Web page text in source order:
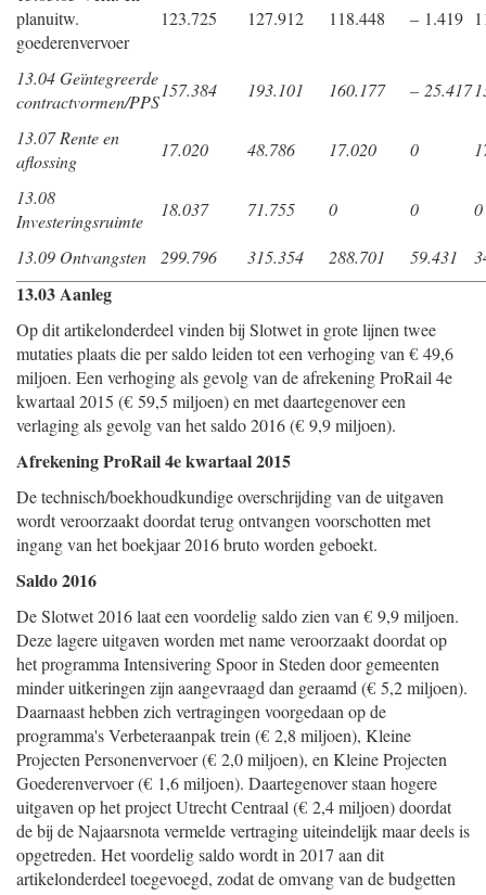
planuitw.
goederenvervoer
123.725 127.912 118.448 – 1.419
13.04 Geïntegreerde
contractvormen/PPS
157.384 193.101 160.177 – 25.417
13.07 Rente en
aflossing
17.020 48.786 17.020 0
13.08
Investeringsruimte
18.037 71.755 0 0 0
13.09 Ontvangsten 299.796 315.354 288.701 59.431
13.03 Aanleg
Op dit artikelonderdeel vinden bij Slotwet in grote lijnen twee
mutaties plaats die per saldo leiden tot een verhoging van € 49,6
miljoen. Een verhoging als gevolg van de afrekening ProRail 4e
kwartaal 2015 (€ 59,5 miljoen) en met daartegenover een
verlaging als gevolg van het saldo 2016 (€ 9,9 miljoen).
Afrekening ProRail 4e kwartaal 2015
De technisch/boekhoudkundige overschrijding van de uitgaven
wordt veroorzaakt doordat terug ontvangen voorschotten met
ingang van het boekjaar 2016 bruto worden geboekt.
Saldo 2016
De Slotwet 2016 laat een voordelig saldo zien van € 9,9 miljoen.
Deze lagere uitgaven worden met name veroorzaakt doordat op
het programma Intensivering Spoor in Steden door gemeenten
minder uitkeringen zijn aangevraagd dan geraamd (€ 5,2 miljoen).
Daarnaast hebben zich vertragingen voorgedaan op de
programma's Verbeteraanpak trein (€ 2,8 miljoen), Kleine
Projecten Personenvervoer (€ 2,0 miljoen), en Kleine Projecten
Goederenvervoer (€ 1,6 miljoen). Daartegenover staan hogere
uitgaven op het project Utrecht Centraal (€ 2,4 miljoen) doordat
de bij de Najaarsnota vermelde vertraging uiteindelijk maar deels is
opgetreden. Het voordelig saldo wordt in 2017 aan dit
artikelonderdeel toegevoegd, zodat de omvang van de budgetten